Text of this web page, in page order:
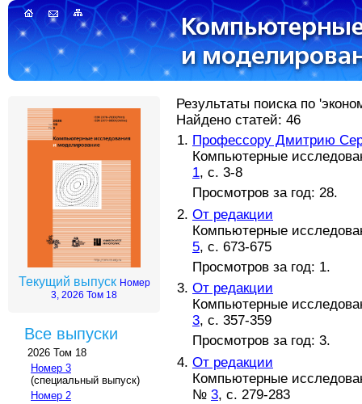
Текущий выпуск Номер
3, 2026 Том 18
Все выпуски
2026 Том 18
Номер 3
(специальный выпуск)
Номер 2
Результаты поиска по
Найдено статей: 46
Профессору Дмитрию
Компьютерные
1, с. 3-8
Просмотров за год: 28.
От редакции
Компьютерные
5, с. 673-675
Просмотров за год: 1.
От редакции
Компьютерные
3, с. 357-359
Просмотров за год: 3.
От редакции
Компьютерные
№ 3, с. 279-283